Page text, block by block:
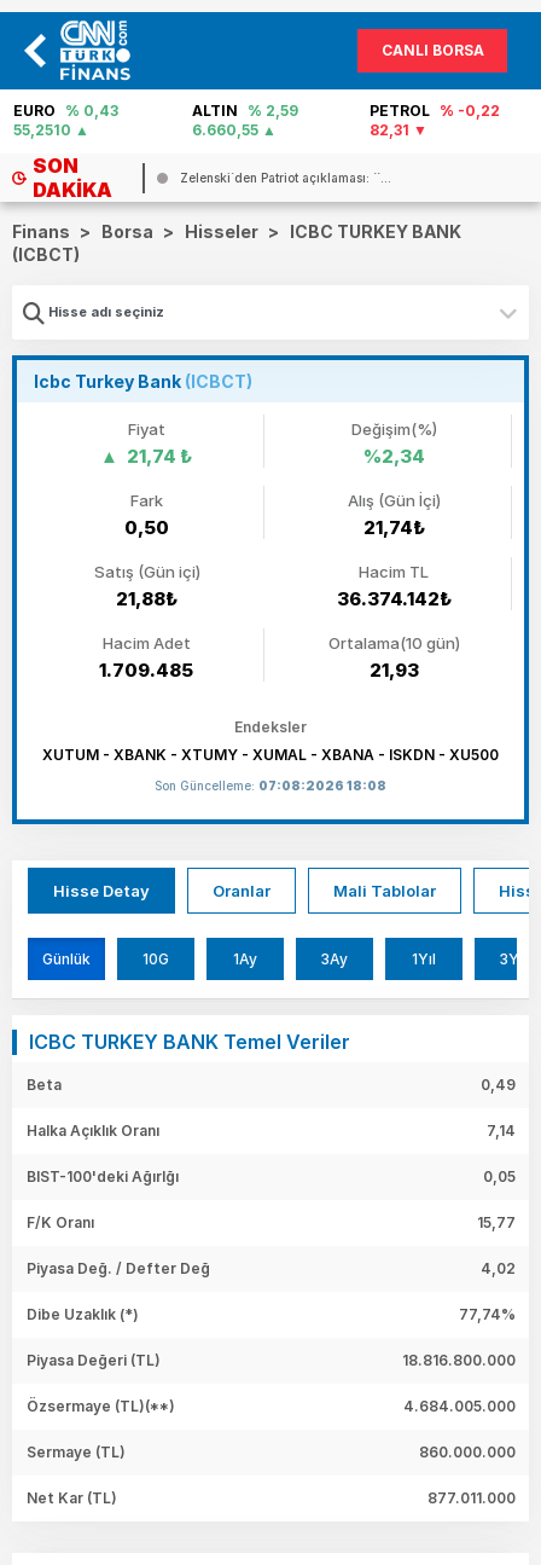
CANLI BORSA
EURO
% 0,43
55,2510
ALTIN
% 2,59
6.660,55
PETROL % -0,22
82,31
SON
DAKIKA
Zelenski`den Patriot açıklaması: ``...
Finans > Borsa > Hisseler >
ICBC TURKEY BANK
(ICBCT)
Icbc Turkey Bank (ICBCT)
Fiyat
21,74 ₺
Değişim(%)
%2,34
Fark
0,50
Alış (Gün İçi)
21,74₺
Satış (Gün içi)
21,88₺
Hacim TL
36.374.142₺
Hacim Adet
1.709.485
Ortalama(10 gün)
21,93
Endeksler
XUTUM - XBANK - XTUMY - XUMAL - XBANA - ISKDN - XU500
Son Güncelleme: 07:08:2026 18:08
Hisse Detay Oranlar Mali Tablolar
Günlük 10G 1Ay 3Ay 1Yıl 3Yıl
ICBC TURKEY BANK Temel Veriler
Beta 0,49
Halka Açıklık Oranı 7,14
BIST-100'deki Ağırlğı 0,05
F/K Oranı 15,77
Piyasa Değ. / Defter Değ 4,02
Dibe Uzaklık (*) 77,74%
Piyasa Değeri (TL) 18.816.800.000
Özsermaye (TL)(**) 4.684.005.000
Sermaye (TL) 860.000.000
Net Kar (TL) 877.011.000